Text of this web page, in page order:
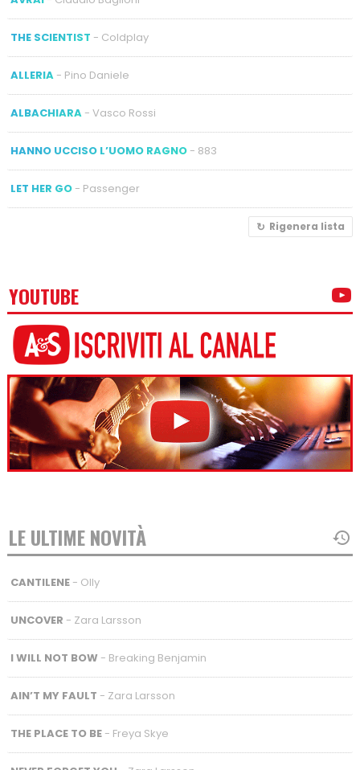
THE SCIENTIST - Coldplay
ALLERIA- Pino Daniele
ALBACHIARA- Vasco Rossi
HANNO UCCISO L’UOMO RAGNO- 883
LET HER GO- Passenger
Rigenera lista
YOUTUBE
LE ULTIME NOVITÀ
CANTILENE- Olly
UNCOVER - Zara Larsson
I WILL NOT BOW - Breaking Benjamin
AIN’T MY FAULT - Zara Larsson
THE PLACE TO BE- Freya Skye